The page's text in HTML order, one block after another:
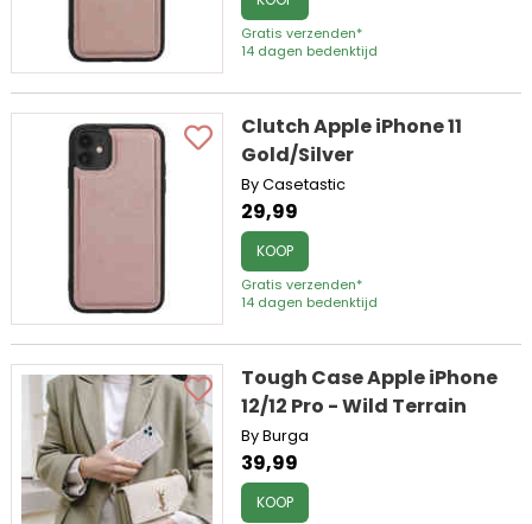
Gratis verzenden*
14 dagen bedenktijd
Clutch Apple iPhone 11
Gold/Silver
By Casetastic
29,99
KOOP
Gratis verzenden*
14 dagen bedenktijd
Tough Case Apple iPhone
12/12 Pro - Wild Terrain
By Burga
39,99
KOOP